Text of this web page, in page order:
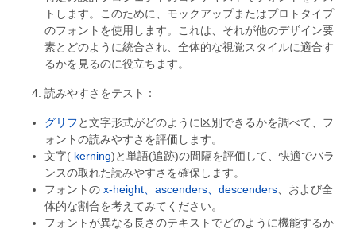
トします。このために、モックアップまたはプロトタイプ
のフォントを使用します。これは、それが他のデザイン要
素とどのように統合され、全体的な視覚スタイルに適合す
るかを見るのに役立ちます。
読みやすさをテスト：
グリフと文字形式がどのように区別できるかを調べて、フ
ォントの読みやすさを評価します。
文字( kerning)と単語(追跡)の間隔を評価して、快適でバラ
ンスの取れた読みやすさを確保します。
フォントの x-height、ascenders、descenders、および全
体的な割合を考えてみてください。
フォントが異なる長さのテキストでどのように機能するか